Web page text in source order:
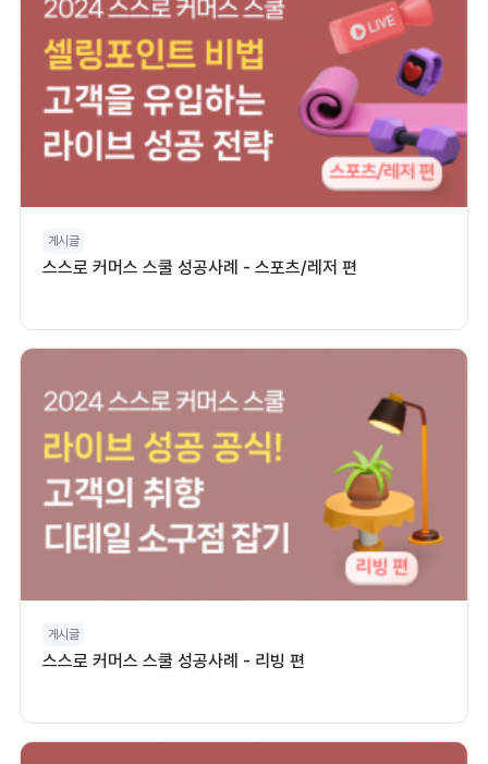
게시글
스스로 커머스 스쿨 성공사례 - 스포츠/레저 편
게시글
스스로 커머스 스쿨 성공사례 - 리빙 편